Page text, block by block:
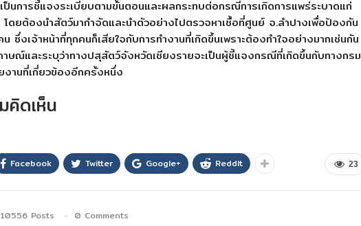
ป็นการชี้แจงระเบียบตามขั้นตอนและผลกระทบต่อกรณีการเกิดการแพร่ระบาดแก่
โดยต้องนำสัตว์มากำจัดและนำตัวอย่างไปตรวจหาเชื้อที่ศูนย์ จ.ลำปางเพื่อป้องกัน
น ซึ่งเจ้าหน้าที่ทุกคนก็เสียใจกับการทำงานที่เกิดขึ้นเพราะต้องทำใจอย่างมากเช่นกัน
ษณ์และระบุว่าทางปสุสัตว์จังหวัดเชียงรายจะเป็นผู้ชี้แจงกรณีที่เกิดขึ้นกับทางกรม
งานที่เกี่ยวข้องอีกครั้งหนึ่ง
คิดเห็น
23
Facebook Twitter Google+ ReddIt
10556 Posts 0 Comments